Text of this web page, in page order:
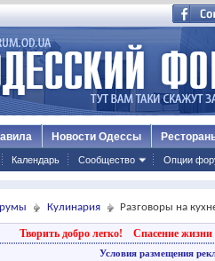
Календарь Сообщество Опции
Новости Одессы
Кулинария Разговоры на
Творить добро легко! Спасение жизни
Условия размещения